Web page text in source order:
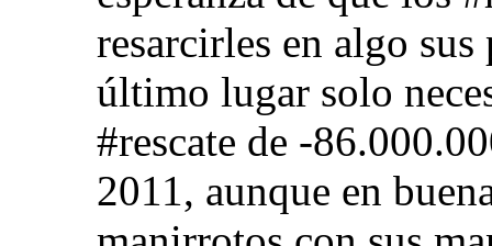
resarcirles en algo sus
último lugar solo
#rescate de -
2011, aunque en